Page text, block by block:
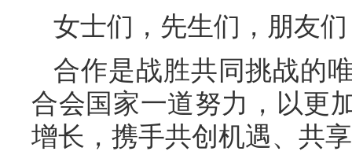
女士们，先生们，朋友
合作是战胜共同挑战的
合会国家一道努力，以更
增长，携手共创机遇、共